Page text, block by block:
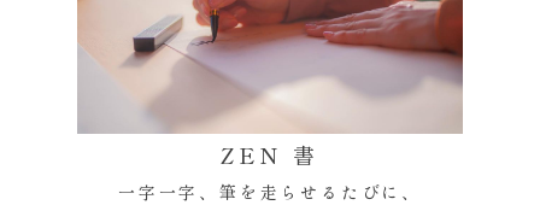
ZEN 書
一字一字、筆を走らせるたびに、